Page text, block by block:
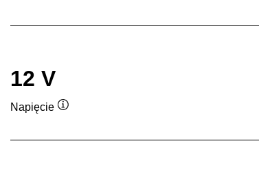
12 V
Napięcie